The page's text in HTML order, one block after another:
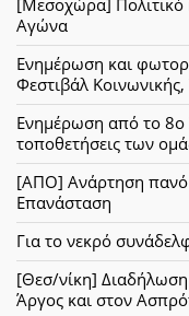
[Μεσοχώρα] Πολιτικό
Αγώνα
Ενημέρωση και
Φεστιβάλ Κοινωνικής,
Ενημέρωση από το
τοποθετήσεις των
[ΑΠΟ] Ανάρτηση πανό
Επανάσταση
Για το νεκρό
[Θεσ/νίκη] Διαδήλωση
Άργος και στον